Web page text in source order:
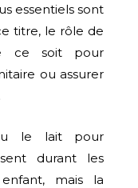
essentiels sont
titre, le rôle de
ce soit pour
ou assurer
le lait pour
durant les
mais la